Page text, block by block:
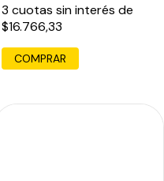
3 cuotas sin interés de
$16.766,33